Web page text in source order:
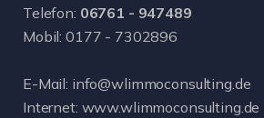
Telefon: 06761 - 947489
Mobil: 0177 - 7302896
E-Mail: info@wlimmoconsulting.de
Internet: www.wlimmoconsulting.de